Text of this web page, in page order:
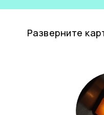
Разверните